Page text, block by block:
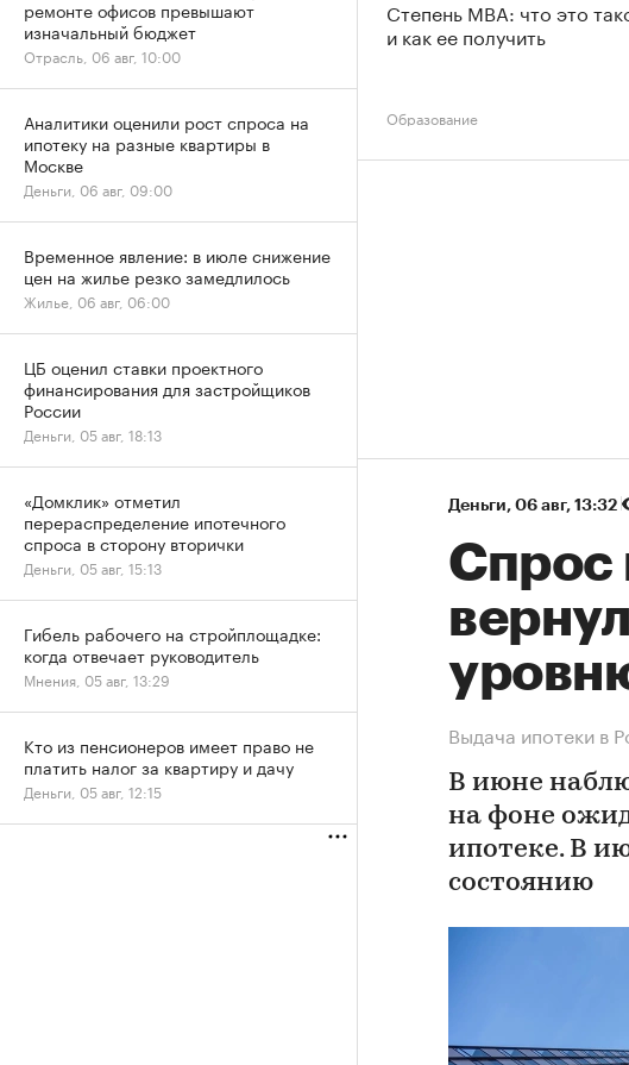
Степень MBA: что это
и как ее получить
Образование
Деньги⁠, 06 авг, 13:32
Спрос
Выдача ипотеки в
В июне
на фоне
ипотеке. В
состоянию
ремонте офисов превышают
изначальный бюджет
Отрасль, 06 авг, 10:00
Аналитики оценили рост спроса на
ипотеку на разные квартиры в
Москве
Деньги, 06 авг, 09:00
Временное явление: в июле снижение
цен на жилье резко замедлилось
Жилье, 06 авг, 06:00
ЦБ оценил ставки проектного
финансирования для застройщиков
России
Деньги, 05 авг, 18:13
«Домклик» отметил
перераспределение ипотечного
спроса в сторону вторички
Деньги, 05 авг, 15:13
Гибель рабочего на стройплощадке:
когда отвечает руководитель
Мнения, 05 авг, 13:29
Кто из пенсионеров имеет право не
платить налог за квартиру и дачу
Деньги, 05 авг, 12:15